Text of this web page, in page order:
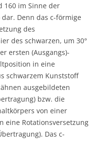
160 im Sinne der
Denn das c-förmige
des
des schwarzen, um 30°
ersten (Ausgangs)-
in eine
schwarzem Kunststoff
ausgebildeten
bzw. die
von einer
eine Rotationsversetzung
Das c-